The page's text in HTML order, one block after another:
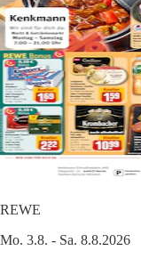
REWE
Mo. 3.8. - Sa. 8.8.2026